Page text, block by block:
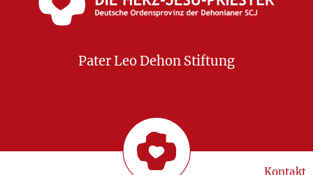
Pater Leo Dehon Stiftung
Kontakt